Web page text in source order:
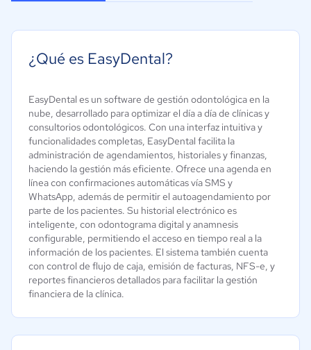
¿Qué es EasyDental?
EasyDental es un software de gestión odontológica en la
nube, desarrollado para optimizar el día a día de clínicas y
consultorios odontológicos. Con una interfaz intuitiva y
funcionalidades completas, EasyDental facilita la
administración de agendamientos, historiales y finanzas,
haciendo la gestión más eficiente. Ofrece una agenda en
línea con confirmaciones automáticas vía SMS y
WhatsApp, además de permitir el autoagendamiento por
parte de los pacientes. Su historial electrónico es
inteligente, con odontograma digital y anamnesis
configurable, permitiendo el acceso en tiempo real a la
información de los pacientes. El sistema también cuenta
con control de flujo de caja, emisión de facturas, NFS-e, y
reportes financieros detallados para facilitar la gestión
financiera de la clínica.